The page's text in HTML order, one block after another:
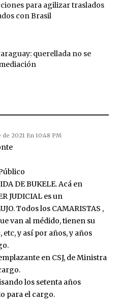
para agilizar traslados
con Brasil
querellada no se
de 2021 En 10:48 PM
DE BUKELE. Acá en
JUDICIAL es un
Todos los CAMARISTAS ,
van al médido, tienen su
y así por años, y años
en CSJ, de Ministra
los setenta años
para el cargo.